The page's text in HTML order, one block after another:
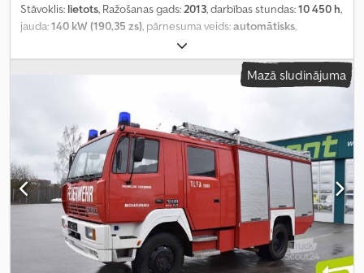
Stāvoklis: lietots, Ražošanas gads:2013, darbības stundas:10 450 h,
jauda:140 kW (190,35 zs), pārnesuma veids:automātisks,
, maksimālais ātrums:
priekšējās riepas izmērs:540/65R30, aizmugurējās riepas izmērs:
, Aprīkojums:gaisa
priekšējā jaudas noņemšanas vārpsta, saspiestā gaisa bremze
Mazā sludinājuma